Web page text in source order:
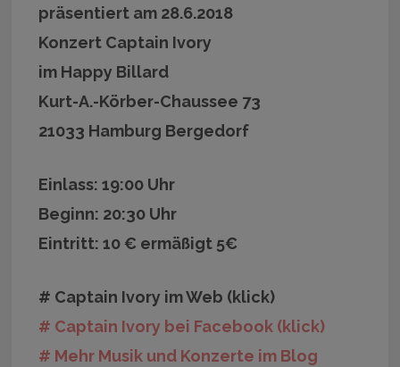
präsentiert am 28.6.2018
Konzert Captain Ivory
im Happy Billard
Kurt-A.-Körber-Chaussee 73
21033 Hamburg Bergedorf
Einlass: 19:00 Uhr
Beginn: 20:30 Uhr
Eintritt: 10 € ermäßigt 5€
# Captain Ivory im Web (klick)
# Captain Ivory bei Facebook (klick)
# Mehr Musik und Konzerte im Blog